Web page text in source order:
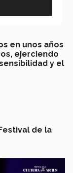
será en
estos
y estarán
en unos años
ejerciendo
y el
de la